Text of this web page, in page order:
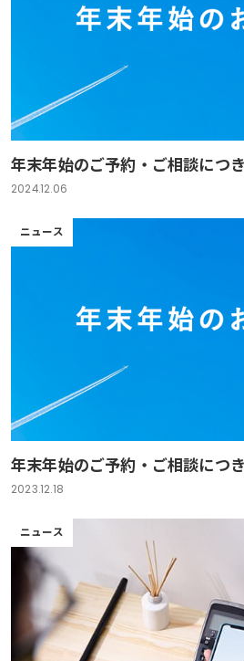
年末年始のご予約・ご相談につ
2024.12.06
ニュース
年末年始のご予約・ご相談につ
2023.12.18
ニュース